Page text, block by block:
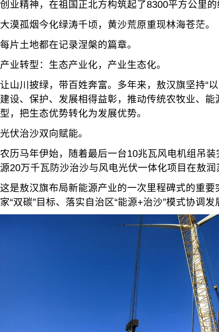
创业精神，在祖国正北方构筑起了8300平方公里
大漠孤烟今化绿涛千顷，黄沙荒原重现林海苍茫。
每片土地都在记录涅槃的篇章。
产业转型：生态产业化，产业生态化。
让山川披绿，带百姓奔富。多年来，敖汉旗坚持“
建设、保护、发展相得益彰，推动传统农牧业、
型，把生态优势转化为发展优势。
光伏治沙双向赋能。
农历马年伊始，随着最后一台10兆瓦风电机组吊
源20万千瓦防沙治沙与风电光伏一体化项目在敖
这是敖汉旗布局新能源产业的一次里程碑式的重
家“双碳”目标、落实自治区“能源+治沙”模式协调